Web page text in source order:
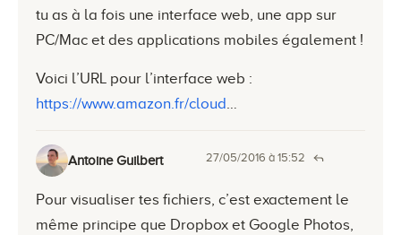
tu as à la fois une interface web, une app sur
PC/Mac et des applications mobiles également !
Voici l’URL pour l’interface web :
https://www.amazon.fr/cloud…
Antoine Guilbert 27/05/2016 à 15:52
Pour visualiser tes fichiers, c’est exactement le
même principe que Dropbox et Google Photos,